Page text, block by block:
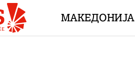
МАКЕДОНИЈА